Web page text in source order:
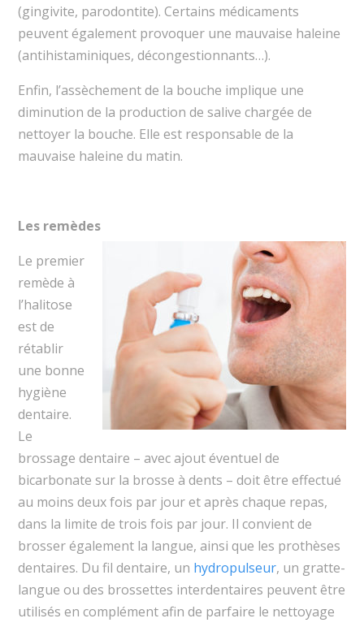
(gingivite, parodontite). Certains médicaments
peuvent également provoquer une mauvaise haleine
(antihistaminiques, décongestionnants…).
Enfin, l’assèchement de la bouche implique une
diminution de la production de salive chargée de
nettoyer la bouche. Elle est responsable de la
mauvaise haleine du matin.
Les remèdes
Le premier
remède à
l’halitose
est de
rétablir
une bonne
hygiène
dentaire.
Le
brossage dentaire – avec ajout éventuel de
bicarbonate sur la brosse à dents – doit être effectué
au moins deux fois par jour et après chaque repas,
dans la limite de trois fois par jour. Il convient de
brosser également la langue, ainsi que les prothèses
dentaires. Du fil dentaire, un hydropulseur, un gratte-
langue ou des brossettes interdentaires peuvent être
utilisés en complément afin de parfaire le nettoyage